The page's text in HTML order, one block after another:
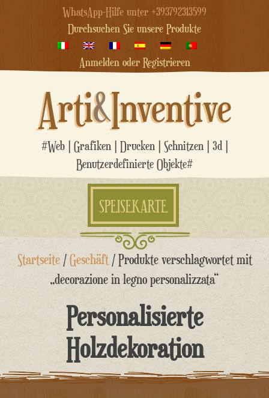
WhatsApp-Hilfe unter +393792313599
Durchsuchen Sie unsere Produkte
Anmelden oder Registrieren
Arti&Inventive
#Web | Grafiken | Drucken | Schnitzen | 3d |
Benutzerdefinierte Objekte#
SPEISEKARTE
Zum
InhaltStartseite/Geschäft/ Produkte verschlagwortet mit
„decorazione in legno personalizzata“
Personalisierte
Holzdekoration